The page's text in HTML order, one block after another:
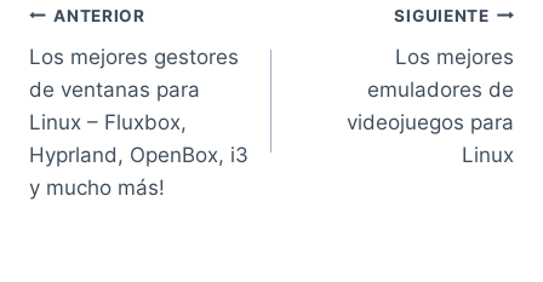
Navegación
de
entradas
ANTERIOR
Los mejores gestores
de ventanas para
Linux – Fluxbox,
Hyprland, OpenBox, i3
y mucho más!
SIGUIENTE
Los mejores
emuladores de
videojuegos para
Linux